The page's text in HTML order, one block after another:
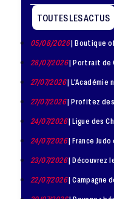
TOUTES LES ACTUS
05/08/2026| Boutique officielle : Nouvelles gammes
28/07/2026| Portrait de Georges Pfeifer (président de 1981
27/07/2026| L'Académie
27/07/2026| Profitez
24/07/2026| Ligue des
24/07/2026| France Judo et le Medef International organisent
23/07/2026| Découvrez le nouveau podcast de l'été pour les
22/07/2026| Campagne